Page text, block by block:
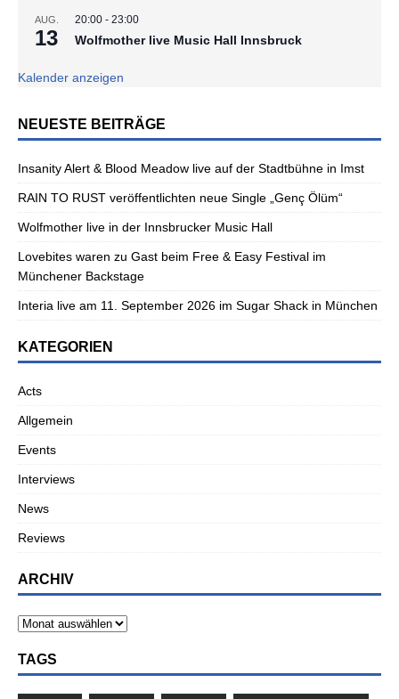
AUG.
13
20:00 - 23:00
Wolfmother live Music Hall Innsbruck
Kalender anzeigen
NEUESTE BEITRÄGE
Insanity Alert & Blood Meadow live auf der Stadtbühne in Imst
RAIN TO RUST veröffentlichten neue Single „Genç Ölüm“
Wolfmother live in der Innsbrucker Music Hall
Lovebites waren zu Gast beim Free & Easy Festival im
Münchener Backstage
Interia live am 11. September 2026 im Sugar Shack in München
KATEGORIEN
Acts
Allgemein
Events
Interviews
News
Reviews
ARCHIV
TAGS